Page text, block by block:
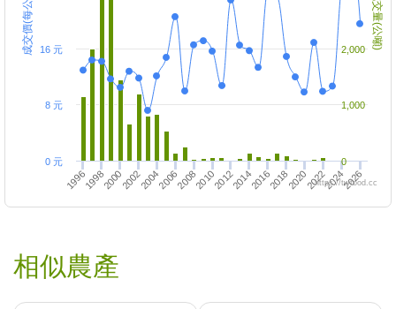
成交價(每公斤) 成交量(公噸)
1996199820002002200420062008201020122014201620182020202220242026
0 元
8 元
16 元
0
1,000
2,000
https://twfood.cc
相似農產